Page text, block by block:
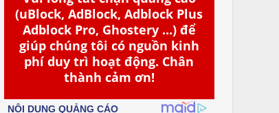
(uBlock, AdBlock, Adblock Plus
Adblock Pro, Ghostery ...) để
giúp chúng tôi có nguồn kinh
phí duy trì hoạt động. Chân
thành cảm ơn!